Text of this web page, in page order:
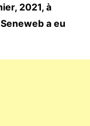
2021, à
a eu